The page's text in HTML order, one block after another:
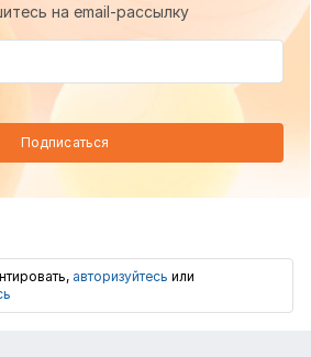
на email-рассылку
Подписаться
авторизуйтесь или